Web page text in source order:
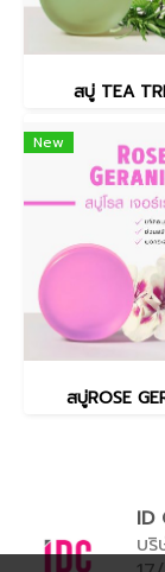
สบู่ TEA
New
สบู่ROSE
ID
บ